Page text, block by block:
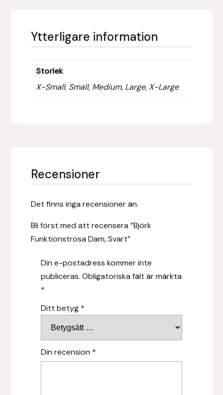
Ytterligare information
Storlek
X-Small, Small, Medium, Large, X-Large
Recensioner
Det finns inga recensioner än.
Bli först med att recensera ”Björk
Funktionstrosa Dam, Svart”
Din e-postadress kommer inte
publiceras. Obligatoriska fält är märkta
*
Ditt betyg *
Din recension *
Freyja
Furminator
Hansbo Sport
Hesta Gallery
Horse Guard